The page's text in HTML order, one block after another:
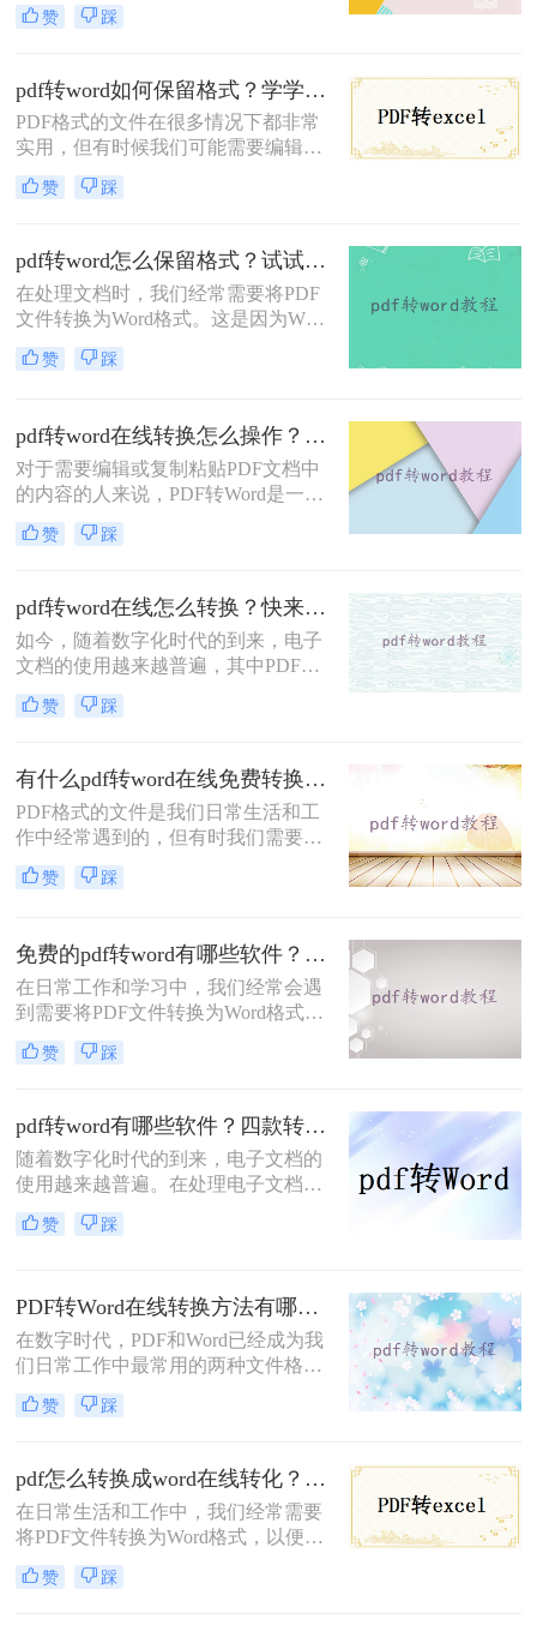
如何高效地将PPT文件转换为PDF。
心，本文将为你介绍四个简单的方
法，帮助你快速实现PPT转PDF的需
求。
赞 踩
pdf转word如何保留格式？学学这二个转换方法！
PDF格式的文件在很多情况下都非常
实用，但有时候我们可能需要编辑或
重用其中的内容，这时就需要将PDF
转换为Word格式。然而，转换后的
题，导致我们需要花费大量时间来重
新编辑和调整。那么pdf转word如何保
留格式呢？在本文中，将向大家介绍
实现保留PDF转Word的格式。
赞 踩
pdf转word怎么保留格式？试试这三个方法！
在处理文档时，我们经常需要将PDF
文件转换为Word格式。这是因为Word
提供了更多的编辑和格式化选项，使
得内容更易于修改、排版或重新设
怎么保留格式呢？以下是一些实用的
方法和建议。
赞 踩
pdf转word在线转换怎么操作？教你转转大师在线转换！
对于需要编辑或复制粘贴PDF文档中
的内容的人来说，PDF转Word是一个
非常方便的工具。转转大师是一个在
线PDF转Word的工具，它可以帮助您
Word文件。那么pdf转word在线转换
怎么操作呢？在本文中，我们将详细
介绍如何使用转转大师进行PDF转
Word操作。
赞 踩
pdf转word在线怎么转换？快来学习这1个快捷格式转换方法~
如今，随着数字化时代的到来，电子
文档的使用越来越普遍，其中PDF作
为一种常用的电子文档格式，广泛应
用于各个领域。然而，有时我们需要
或修改，这就需要借助PDF转Word的
在线工具了。那么pdf转word在线怎么
转换呢？下面一起看看这个工具吧。
赞 踩
有什么pdf转word在线免费转换器吗？3个免费在线工具推荐！
PDF格式的文件是我们日常生活和工
作中经常遇到的，但有时我们需要对
其进行编辑或复制文字等操作，就会
希望将PDF文件转换为Word格式。那
费在线的PDF转Word工具，让您轻松
解决此类问题。
赞 踩
免费的pdf转word有哪些软件？3款实用软件推荐！
在日常工作和学习中，我们经常会遇
到需要将PDF文件转换为Word格式的
情况。无论是编辑文档、复制文字还
是进一步修改内容，PDF转Word都是
道免费的pdf转word有哪些软件。在本
文中，我们将为大家推荐三款免费实
用的PDF转Word软件，帮助您轻松完
成转换任务。
赞 踩
pdf转word有哪些软件？四款转换工具推荐！
随着数字化时代的到来，电子文档的
使用越来越普遍。在处理电子文档的
过程中，我们可能会遇到需要将PDF
文件转换为Word文档的情况。这时
哪些软件呢？下面，我将为您推荐几
款功能强大、操作简便的PDF转Word
软件，希望对您有所帮助。
赞 踩
PDF转Word在线转换方法有哪些？分享四种简单高效的工具！
在数字时代，PDF和Word已经成为我
们日常工作中最常用的两种文件格
式。然而，有时我们需要将PDF文件
转换为Word格式，以便更好地编辑、
介绍四种简单高效的PDF转Word在线
转换方法，帮助您轻松完成文件格式
的转换。
赞 踩
pdf怎么转换成word在线转化？这个转换方法了解一下！
在日常生活和工作中，我们经常需要
将PDF文件转换为Word格式，以便更
好地编辑、修改和使用其中的内容。
然而，许多人在进行PDF转Word操作
赞 踩